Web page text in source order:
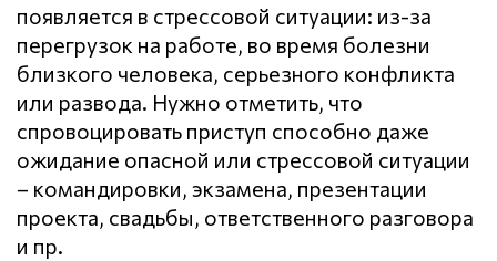
появляется в стрессовой ситуации: из-за
перегрузок на работе, во время болезни
близкого человека, серьезного конфликта
или развода. Нужно отметить, что
спровоцировать приступ способно даже
ожидание опасной или стрессовой ситуации
– командировки, экзамена, презентации
проекта, свадьбы, ответственного разговора
и пр.